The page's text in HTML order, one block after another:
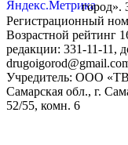
город».
Регистрационный
Возрастной рейтинг
редакции: 331-11-11,
Учредитель: ООО
Самарская обл., г.
52/55, комн. 6